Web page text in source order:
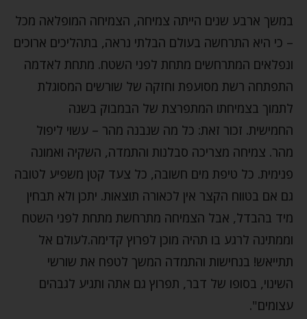
במשך ארבע שנים הייתה צמיחה, הצמיחה המופלאה מכל
– כי היא התרחשה בעולם הבלתי נראה, בתהליכים ארוכים
ונפלאים המתרחשים מתחת לפני השטח. מתחת לאדמה
התפתחה רשת מסועפת וחזקה של שורשים המסוגלת
לתמוך בצמיחתו המתפרצת של הבמבוק בשנה
החמישית. זכור זאת: כל מה שנבנה מהר – עשוי ליפול
מהר. צמיחה מצריכה סבלנות והתמדה, השקיה ואמונה
פנימית. כל טיפת מים חשובה, כל צעד קטן משפיע לטובה
גם אם בטווח הקצר אין לכאורה תוצאות. יתכן ולא תבחין
מיד בהבדל, אבל הצמיחה מתרחשת מתחת לפני השטח
וממתינה לרגע בו תהיה מוכן לפרוץ קדימה.לעולם אל
תתייאש! בנחישות והתמדה המשך לטפח את שורשי
השינוי, בסופו של דבר, תפרוץ גם אתה ותגיע לגבהים
עצומים".